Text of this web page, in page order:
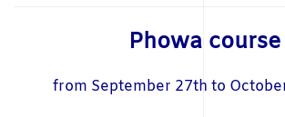
Phowa course
from September 27th to